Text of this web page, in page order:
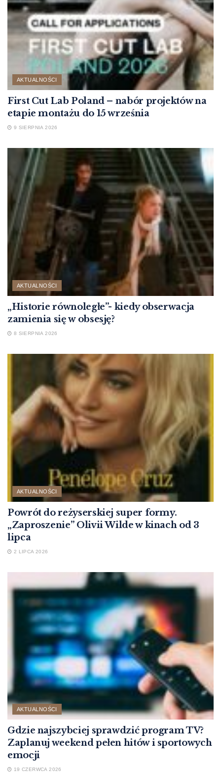
AKTUALNOŚCI
First Cut Lab Poland – nabór projektów na
etapie montażu do 15 września
9 SIERPNIA 2026
AKTUALNOŚCI
„Historie równoległe”- kiedy obserwacja
zamienia się w obsesję?
8 SIERPNIA 2026
AKTUALNOŚCI
Powrót do reżyserskiej super formy.
„Zaproszenie” Olivii Wilde w kinach od 3
lipca
2 LIPCA 2026
AKTUALNOŚCI
Gdzie najszybciej sprawdzić program TV?
Zaplanuj weekend pełen hitów i sportowych
emocji
19 CZERWCA 2026